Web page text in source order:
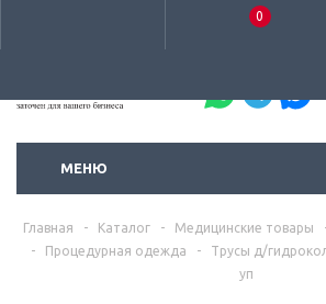
0
МЕНЮ
Главная - Каталог - Медицинские товары
-
Процедурная одежда -
Трусы д/
уп